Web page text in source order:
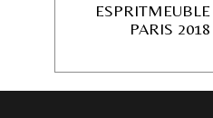
ESPRITMEUBLE
PARIS 2018